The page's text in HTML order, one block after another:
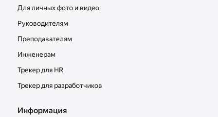
Для личных фото и видео
Руководителям
Преподавателям
Инженерам
Трекер для HR
Трекер для разработчиков
Информация